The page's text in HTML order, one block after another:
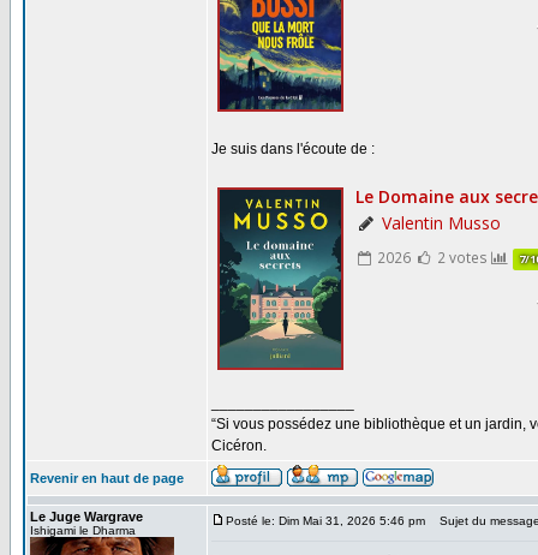
Je suis dans l'écoute de :
“Si vous possédez une bibliothèque et un jardin,
Cicéron.
Revenir en haut de page
Le Juge Wargrave
Ishigami le Dharma
Posté le: Dim Mai 31, 2026 5:46 pm Sujet du